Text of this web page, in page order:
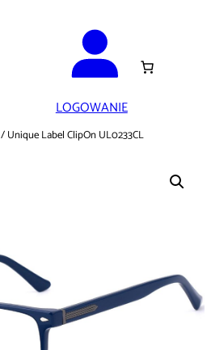
LOGOWANIE
/ Unique Label ClipOn UL0233CL